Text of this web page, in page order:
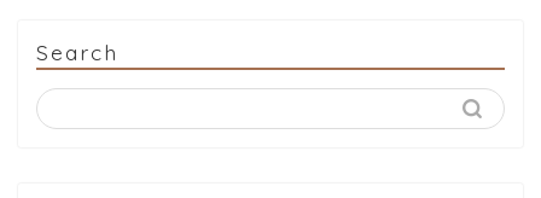
Search